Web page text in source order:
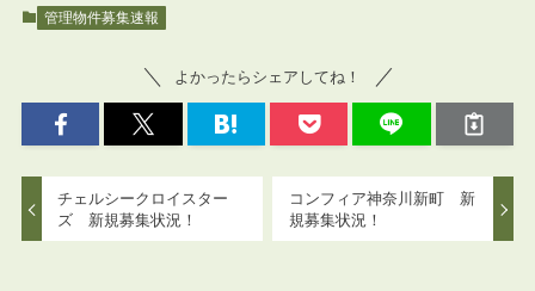
管理物件募集速報
よかったらシェアしてね！
チェルシークロイスター
ズ 新規募集状況！
コンフィア神奈川新町 新
規募集状況！